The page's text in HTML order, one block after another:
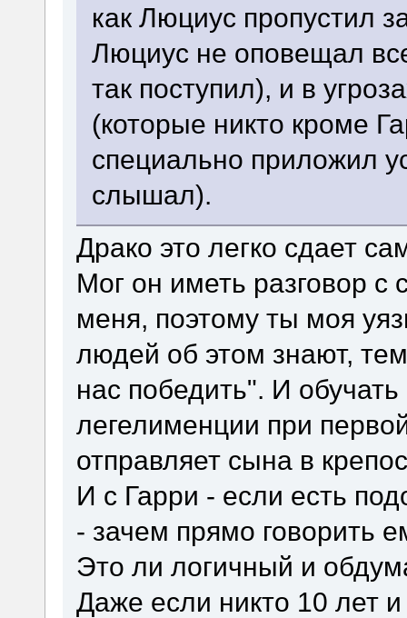
как Люциус пропустил
Люциус не оповещал
так поступил), и в
(которые никто кроме
специально приложил
слышал).
Драко это легко сдает
Мог он иметь разговор
меня, поэтому ты моя
людей об этом знают,
нас победить". И
легелименции при
отправляет сына в
И с Гарри - если есть
- зачем прямо говорить
Это ли логичный и
Даже если никто 10 лет